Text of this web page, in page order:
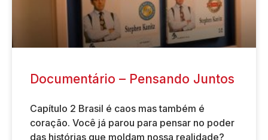
Documentário – Pensando Juntos
Capítulo 2 Brasil é caos mas também é
coração. Você já parou para pensar no poder
das histórias que moldam nossa realidade?